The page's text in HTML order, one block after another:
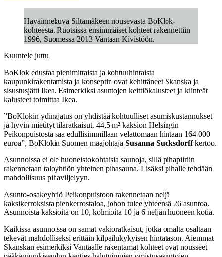
Havainnekuva Siltamäkeen nousevasta BoKlok-
kohteesta. Ruotsissa ensimmäiset kohteet rakennettiin
1996, Suomessa 2013 Vantaan Kivistöön.
Kuuntele juttu
BoKlok edustaa pienimittaista ja kohtuuhintaista
kaupunkirakentamista ja konseptin ovat kehittäneet Skanska ja
sisustusjätti Ikea. Esimerkiksi asuntojen keittiökalusteet ja kiinteät
kalusteet toimittaa Ikea.
”BoKlokin ydinajatus on yhdistää kohtuulliset asumiskustannukset
ja hyvin mietityt tilaratkaisut. 44,5 m² kaksion Helsingin
Peikonpuistosta saa edullisimmillaan velattomaan hintaan 164 000
euroa”, BoKlokin Suomen maajohtaja Susanna Sucksdorffkertoo.
Asunnoissa ei ole huoneistokohtaisia saunoja, sillä pihapiiriin
rakennetaan taloyhtiön yhteinen pihasauna. Lisäksi pihalle tehdään
mahdollisuus pihaviljelyyn.
Asunto-osakeyhtiö Peikonpuistoon rakennetaan neljä
kaksikerroksista pienkerrostaloa, johon tulee yhteensä 26 asuntoa.
Asunnoista kaksioita on 10, kolmioita 10 ja 6 neljän huoneen kotia.
Kaikissa asunnoissa on samat vakioratkaisut, jotka omalta osaltaan
tekevät mahdolliseksi erittäin kilpailukykyisen hintatason. Aiemmat
Skanskan esimerkiksi Vantaalle rakentamat kohteet ovat nousseet